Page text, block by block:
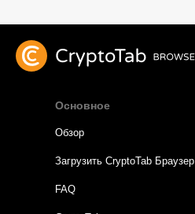
Основное
Обзор
Загрузить CryptoTab Браузер
FAQ